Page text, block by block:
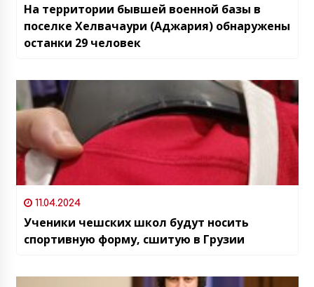
На территории бывшей военной базы в
поселке Хелвачаури (Аджария) обнаружены
останки 29 человек
11.04.2024
Ученики чешских школ будут носить
спортивную форму, сшитую в Грузии